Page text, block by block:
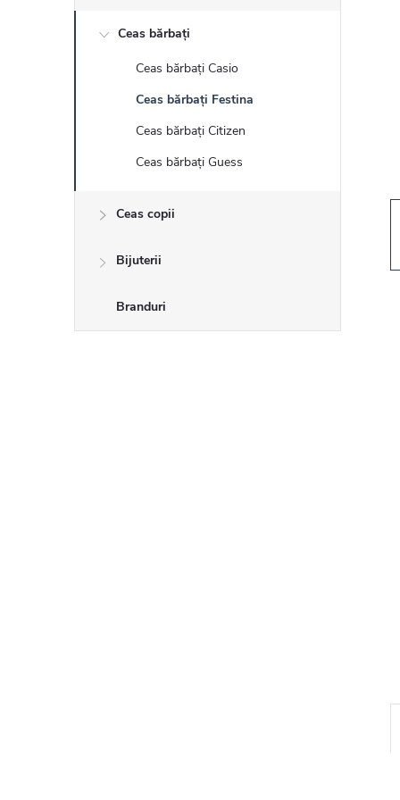
t
a
Ceas bărbați
Ceas bărbați Casio
Ceas bărbați Festina
Ceas bărbați Citizen
Ceas bărbați Guess
Ceas copii
Bijuterii
Branduri